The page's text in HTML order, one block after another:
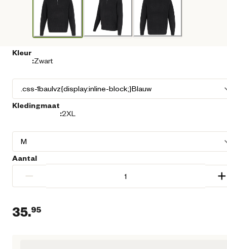
Kleur
:Zwart
Kledingmaat
:2XL
Aantal
− +
35.95